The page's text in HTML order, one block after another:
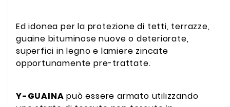
Ed idonea per la protezione di tetti, terrazze,
guaine bituminose nuove o deteriorate,
superfici in legno e lamiere zincate
opportunamente pre-trattate.
Y-GUAINA può essere armato utilizzando